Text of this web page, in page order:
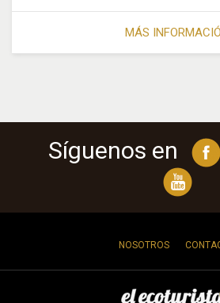
MÁS
Síguenos en
NOSOTROS